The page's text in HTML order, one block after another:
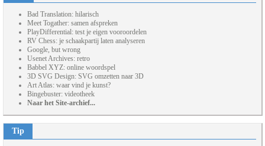
Bad Translation: hilarisch
Meet Togather: samen afspreken
PlayDifferential: test je eigen vooroordelen
RV Chess: je schaakpartij laten analyseren
Google, but wrong
Usenet Archives: retro
Babbel XYZ: online woordspel
3D SVG Design: SVG omzetten naar 3D
Art Atlas: waar vind je kunst?
Bingebuster: videotheek
Naar het Site-archief...
Tip